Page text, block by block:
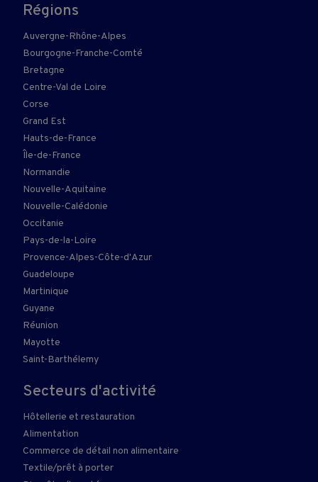
Régions
Auvergne-Rhône-Alpes
Bourgogne-Franche-Comté
Bretagne
Centre-Val de Loire
Corse
Grand Est
Hauts-de-France
Île-de-France
Normandie
Nouvelle-Aquitaine
Nouvelle-Calédonie
Occitanie
Pays-de-la-Loire
Provence-Alpes-Côte-d'Azur
Guadeloupe
Martinique
Guyane
Réunion
Mayotte
Saint-Barthélemy
Secteurs d'activité
Hôtellerie et restauration
Alimentation
Commerce de détail non alimentaire
Textile/prêt à porter